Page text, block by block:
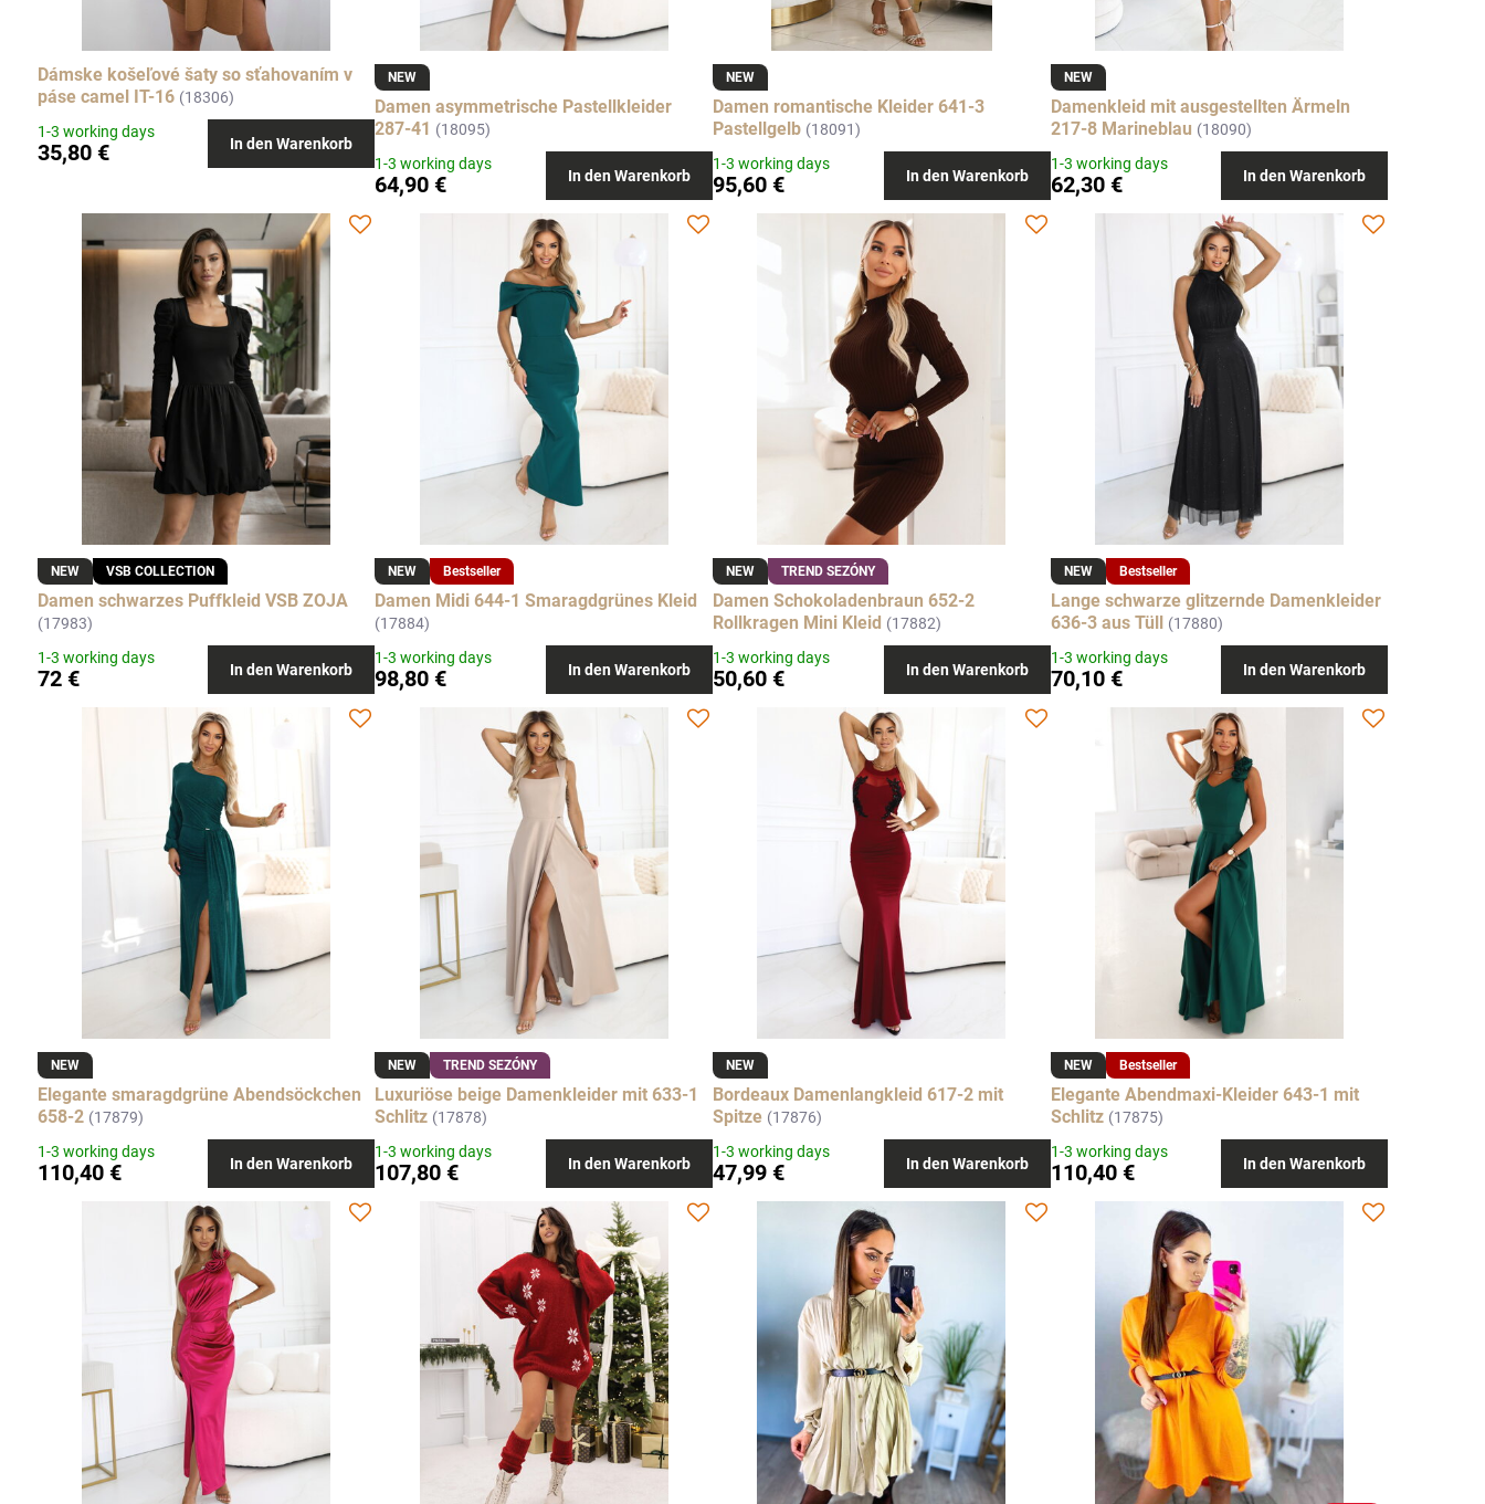
Dámske košeľové šaty so sťahovaním v
páse camel IT-16 (18306)
1-3 working days
35,80 € In den Warenkorb
NEW
Damen asymmetrische Pastellkleider
287-41 (18095)
1-3 working days
64,90 € In den Warenkorb
NEW
Damen romantische Kleider 641-3
Pastellgelb (18091)
1-3 working days
95,60 € In den Warenkorb
NEW
Damenkleid mit ausgestellten Ärmeln
217-8 Marineblau (18090)
1-3 working days
62,30 € In den Warenkorb
NEW VSB COLLECTION
Damen schwarzes Puffkleid VSB ZOJA
(17983)
1-3 working days
72 € In den Warenkorb
NEW Bestseller
Damen Midi 644-1 Smaragdgrünes Kleid
(17884)
1-3 working days
98,80 € In den Warenkorb
NEW TREND SEZÓNY
Damen Schokoladenbraun 652-2
Rollkragen Mini Kleid (17882)
1-3 working days
50,60 € In den Warenkorb
NEW Bestseller
Lange schwarze glitzernde Damenkleider
636-3 aus Tüll (17880)
1-3 working days
70,10 € In den Warenkorb
NEW
Elegante smaragdgrüne Abendsöckchen
658-2 (17879)
1-3 working days
110,40 € In den Warenkorb
NEW TREND SEZÓNY
Luxuriöse beige Damenkleider mit 633-1
Schlitz (17878)
1-3 working days
107,80 € In den Warenkorb
NEW
Bordeaux Damenlangkleid 617-2 mit
Spitze (17876)
1-3 working days
47,99 € In den Warenkorb
NEW Bestseller
Elegante Abendmaxi-Kleider 643-1 mit
Schlitz (17875)
1-3 working days
110,40 € In den Warenkorb